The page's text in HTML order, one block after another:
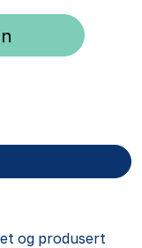
og produsert